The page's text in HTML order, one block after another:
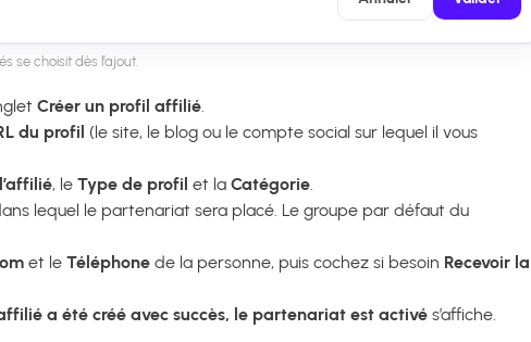
se choisit dès l’ajout.
Créer un profil affilié.
du profil (le site, le blog ou le compte social sur lequel il vous
, le Type de profil et la Catégorie.
lequel le partenariat sera placé. Le groupe par défaut du
et le Téléphone de la personne, puis cochez si besoin Recevoir la
a été créé avec succès, le partenariat est activé s’affiche.